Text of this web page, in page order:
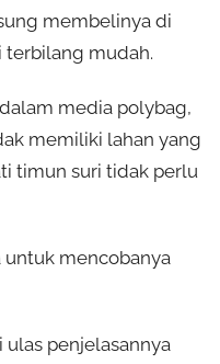
membelinya di
terbilang mudah.
media polybag,
memiliki lahan yang
timun suri tidak perlu
untuk mencobanya
penjelasannya